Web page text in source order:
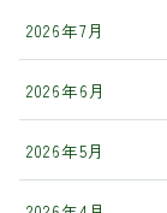
2026年7月
2026年6月
2026年5月